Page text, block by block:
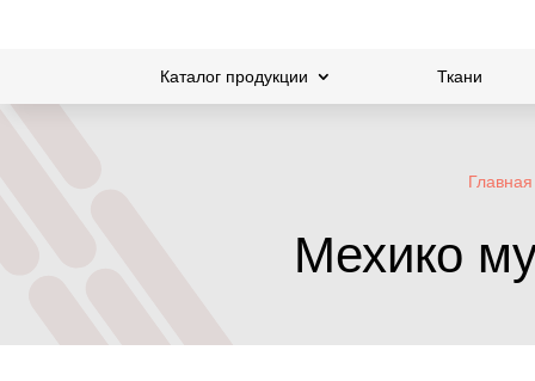
Каталог продукции Ткани
Главная
Мехико